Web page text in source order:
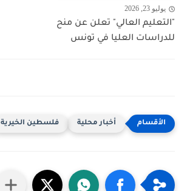
يوليو 23, 2026
"التعليم العالي" تعلن عن منح
للدراسات العليا في تونس
أخبار محلية فلسطين الخيرية